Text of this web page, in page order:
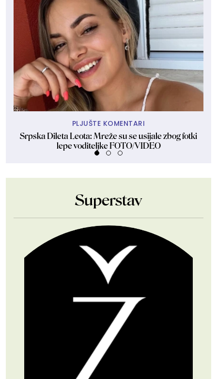
PLJUŠTE KOMENTARI
Srpska Dileta Leota: Mreže su se usijale zbog fotki
lepe voditeljke FOTO/VIDEO
Superstav